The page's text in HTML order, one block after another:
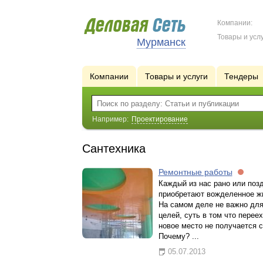
Мурманск
Компании:
Товары и
Компании Товары и услуги Тендеры
Например: Проектирование
Сантехника
Ремонтные работы
Каждый из нас рано или
приобретают вожделенное
На самом деле не важно
целей, суть в том что
новое место не получается
Почему? ...
05.07.2013